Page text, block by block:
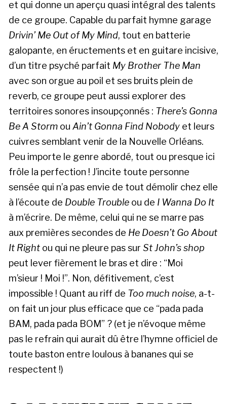
et qui donne un aperçu quasi intégral des talents
de ce groupe. Capable du parfait hymne garage
Drivin’ Me Out of My Mind, tout en batterie
galopante, en éructements et en guitare incisive,
d’un titre psyché parfait My Brother The Man
avec son orgue au poil et ses bruits plein de
reverb, ce groupe peut aussi explorer des
territoires sonores insoupçonnés : There’s Gonna
Be A Storm ou Ain’t Gonna Find Nobody et leurs
cuivres semblant venir de la Nouvelle Orléans.
Peu importe le genre abordé, tout ou presque ici
frôle la perfection ! J’incite toute personne
sensée qui n’a pas envie de tout démolir chez elle
à l’écoute de Double Trouble ou de I Wanna Do It
à m’écrire. De même, celui qui ne se marre pas
aux premières secondes de He Doesn’t Go About
It Right ou qui ne pleure pas sur St John’s shop
peut lever fièrement le bras et dire : “Moi
m’sieur ! Moi !”. Non, défitivement, c’est
impossible ! Quant au riff de Too much noise, a-t-
on fait un jour plus efficace que ce “pada pada
BAM, pada pada BOM” ? (et je n’évoque même
pas le refrain qui aurait dû être l’hymne officiel de
toute baston entre loulous à bananes qui se
respectent !)